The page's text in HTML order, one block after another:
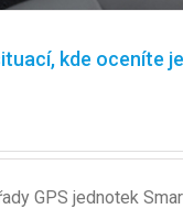
kde oceníte
GPS jednotek